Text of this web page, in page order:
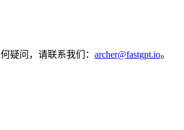
疑问，请联系我们： archer@fastgpt.io。